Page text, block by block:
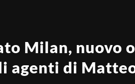
Milan, nuovo
agenti di